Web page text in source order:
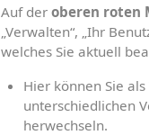
Auf der oberen roten
„Verwalten“, „Ihr
welches Sie aktuell
Hier können Sie
unterschiedlichen
herwechseln.